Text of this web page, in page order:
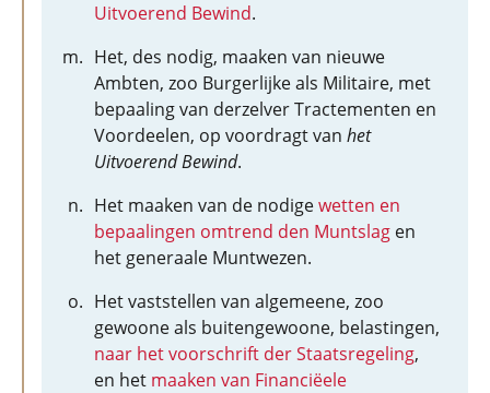
Uitvoerend Bewind.
Het, des nodig, maaken van nieuwe
Ambten, zoo Burgerlijke als Militaire, met
bepaaling van derzelver Tractementen en
Voordeelen, op voordragt van het
Uitvoerend Bewind.
Het maaken van de nodigewetten en
bepaalingen omtrend den Muntslag en
het generaale Muntwezen.
Het vaststellen van algemeene, zoo
gewoone als buitengewoone, belastingen,
naar het voorschrift der Staatsregeling,
en het maaken van Financiëele